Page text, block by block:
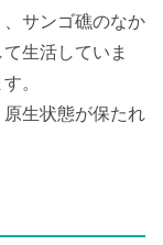
サンゴ礁のなか
生活していま
。
生状態が保たれ